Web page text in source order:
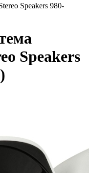
Speakers 980-
Speakers